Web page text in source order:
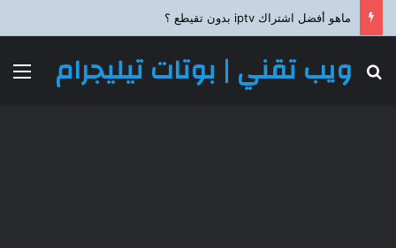
ماهو أفضل اشتراك iptv بدون تقيطع ؟
ويب تقني | بوتات تيليجرام
بحث عن